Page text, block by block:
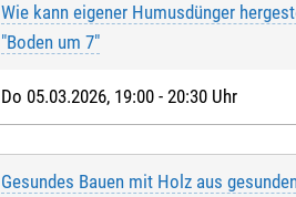
Wie kann eigener Humusdünger
"Boden um 7"
Do 05.03.2026, 19:00 - 20:30 Uhr
Gesundes Bauen mit Holz aus